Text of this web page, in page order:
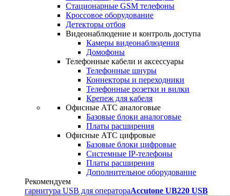
Стационарные GSM телефоны
Кроссовое оборудование
Детекторы отбоя
Видеонаблюдение и контроль доступа
Камеры видеонаблюдения
Домофоны
Телефонные кабели и аксессуары
Телефонные шнуры
Коннекторы и переходники
Телефонные розетки и вилки
Крепеж для кабеля
Офисные АТС аналоговые
Базовые блоки аналоговые
Платы расширения
Офисные АТС цифровые
Базовые блоки цифровые
Системные IP-телефоны
Платы расширения
Дополнительное оборудование
Рекомендуем
гарнитура USB для оператораAccutone UB220 USB